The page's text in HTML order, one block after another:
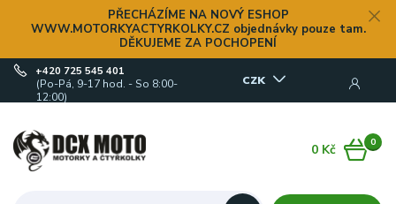
PŘECHÁZÍME NA NOVÝ ESHOP
WWW.MOTORKYACTYRKOLKY.CZ objednávky pouze tam.
DĚKUJEME ZA POCHOPENÍ
CZK
+420 725 545 401
(Po-Pá, 9-17 hod. - So 8:00-
12:00)
0
0 Kč